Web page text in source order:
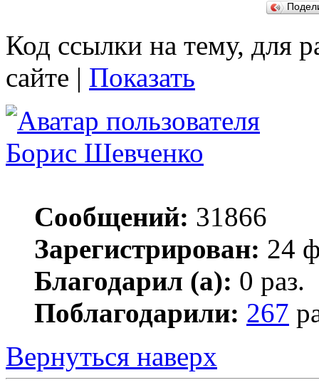
Код ссылки на тему, для
сайте | Показать
Борис Шевченко
Сообщений: 31866
Зарегистрирован: 24
Благодарил (а): 0 раз.
Поблагодарили: 267
Вернуться наверх